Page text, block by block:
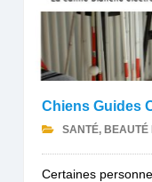
Chiens Guides
SANTÉ, BEAUTÉ
Certaines